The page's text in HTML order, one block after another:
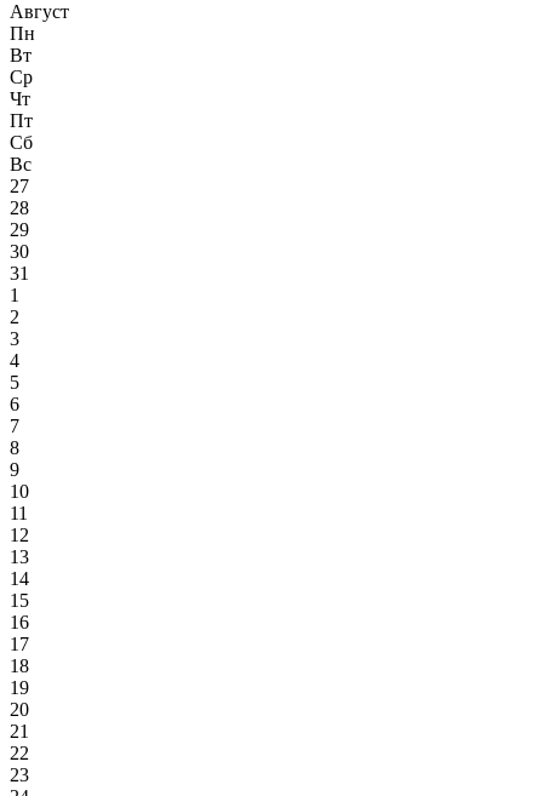
Август
Пн
Вт
Ср
Чт
Пт
Сб
Вс
27
28
29
30
31
1
2
3
4
5
6
7
8
9
10
11
12
13
14
15
16
17
18
19
20
21
22
23